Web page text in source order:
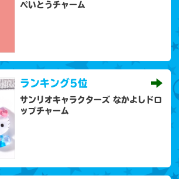
ぺいとうチャーム
ランキング5位
サンリオキャラクターズ なかよしドロ
ップチャーム